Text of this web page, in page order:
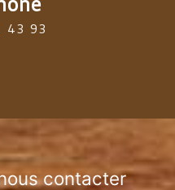
43 93
contacter